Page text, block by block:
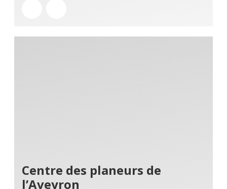
Centre des planeurs de
l’Aveyron